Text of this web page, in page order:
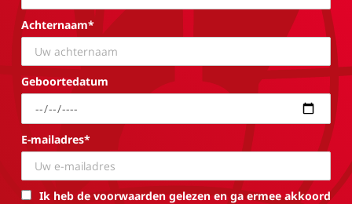
Achternaam*
Geboortedatum
E-mailadres*
Ik heb de voorwaarden gelezen en ga ermee akkoord